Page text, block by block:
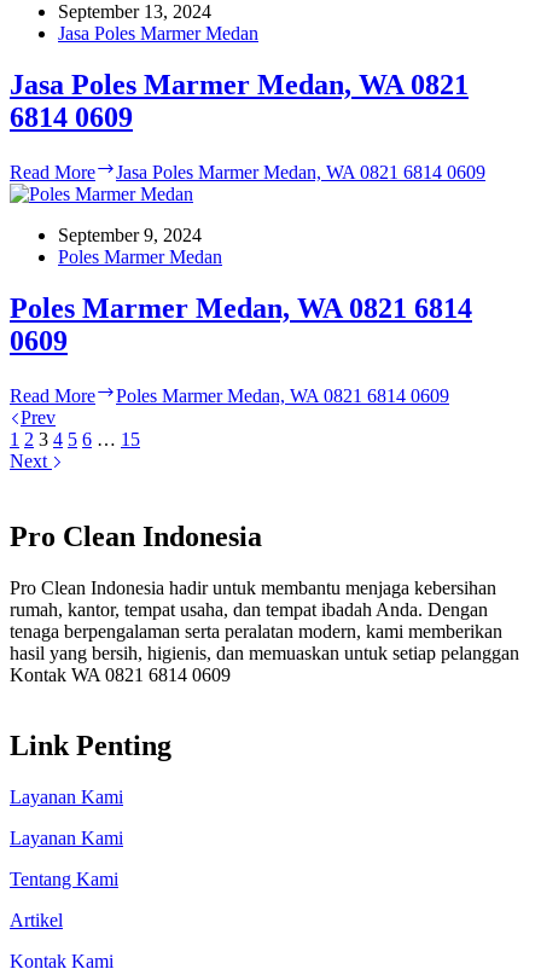
September 13, 2024
Jasa Poles Marmer Medan
Jasa Poles Marmer Medan, WA 0821
6814 0609
Read More Jasa Poles Marmer Medan, WA 0821 6814 0609
September 9, 2024
Poles Marmer Medan
Poles Marmer Medan, WA 0821 6814
0609
Read More
Poles Marmer Medan, WA 0821 6814 0609
Prev
1 2 3 4 5 6 … 15
Next
Pro Clean Indonesia
Pro Clean Indonesia hadir untuk membantu menjaga kebersihan
rumah, kantor, tempat usaha, dan tempat ibadah Anda. Dengan
tenaga berpengalaman serta peralatan modern, kami memberikan
hasil yang bersih, higienis, dan memuaskan untuk setiap pelanggan
Kontak WA 0821 6814 0609
Link Penting
Layanan Kami
Layanan Kami
Tentang Kami
Artikel
Kontak Kami